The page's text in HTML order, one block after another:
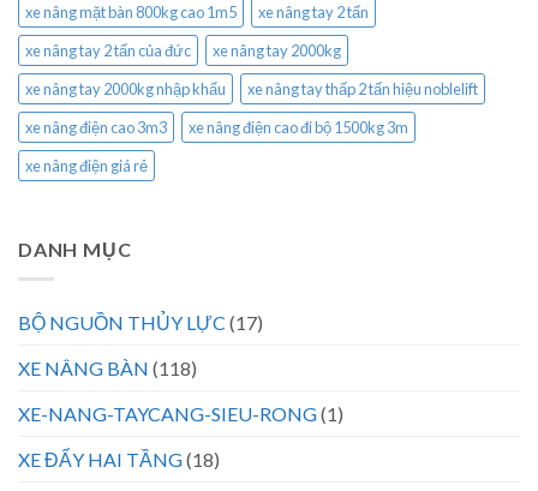
xe nâng mặt bàn 800kg cao 1m5
xe nâng tay 2 tấn
xe nâng tay 2 tấn của đức
xe nâng tay 2000kg
xe nâng tay 2000kg nhập khẩu
xe nâng tay thấp 2 tấn hiệu noblelift
xe nâng điện cao 3m3
xe nâng điện cao đi bộ 1500kg 3m
xe nâng điện giá rẻ
DANH MỤC
BỘ NGUỒN THỦY LỰC (17)
XE NÂNG BÀN (118)
XE-NANG-TAYCANG-SIEU-RONG(1)
XE ĐẨY HAI TẦNG(18)